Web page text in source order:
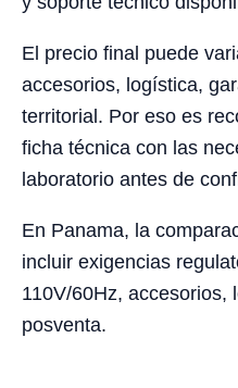
El precio final puede
accesorios, logística,
territorial. Por eso es
ficha técnica con las
laboratorio antes de
En Panama, la
incluir exigencias
110V/60Hz, accesorios,
posventa.